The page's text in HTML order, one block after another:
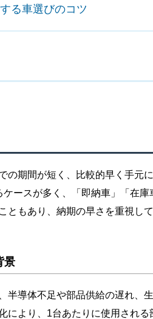
る車選びのコツ
の期間が短く、比較的早く手元
ースが多く、「即納車」「在庫
ともあり、納期の早さを重視し
景
半導体不足や部品供給の遅れ、
により、1台あたりに使用され